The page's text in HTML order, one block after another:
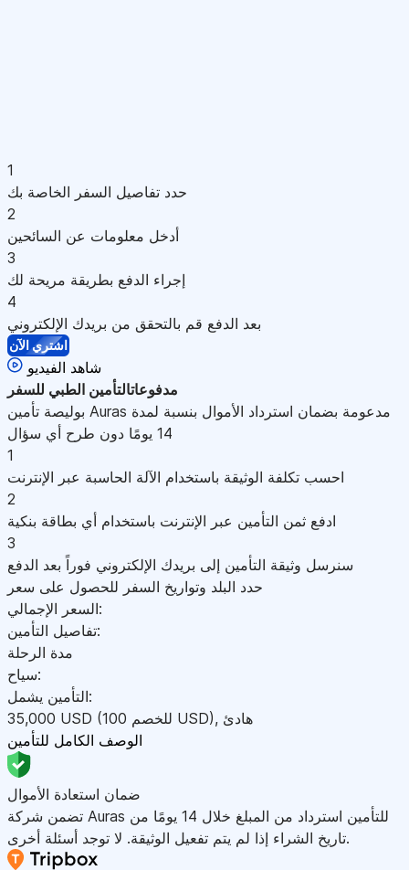
1
حدد تفاصيل السفر الخاصة بك
2
أدخل معلومات عن السائحين
3
إجراء الدفع بطريقة مريحة لك
4
بعد الدفع قم بالتحقق من بريدك الإلكتروني
اشتري الآن
شاهد الفيديو
مدفوعاتالتأمين الطبي للسفر
بوليصة تأمين Auras مدعومة بضمان استرداد الأموال بنسبة لمدة
14 يومًا دون طرح أي سؤال
1
احسب تكلفة الوثيقة باستخدام الآلة الحاسبة عبر الإنترنت
2
ادفع ثمن التأمين عبر الإنترنت باستخدام أي بطاقة بنكية
3
سنرسل وثيقة التأمين إلى بريدك الإلكتروني فوراً بعد الدفع
حدد البلد وتواريخ السفر للحصول على سعر
السعر الإجمالي:
تفاصيل التأمين:
مدة الرحلة
سياح:
التأمين يشمل:
35,000 USD USD), هادئ
الوصف الكامل للتأمين
ضمان استعادة الأموال
تضمن شركة Auras للتأمين استرداد من المبلغ خلال 14 يومًا من
تاريخ الشراء إذا لم يتم تفعيل الوثيقة. لا توجد أسئلة أخرى.